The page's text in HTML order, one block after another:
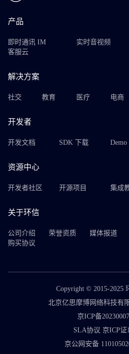
产品
即时通讯 IM 实时音视频
客服云
解决方案
社交 教育 医疗 电商
开发者
开发文档 SDK 下载
资源中心
开发者社区 开源项目 集成
关于环信
公司介绍 荣誉资质 媒体报道
购买协议
Copyright © 2015-2025
北京亿思摩博网络科技有
京ICP备
SLA协议 京ICP证
京公网安备